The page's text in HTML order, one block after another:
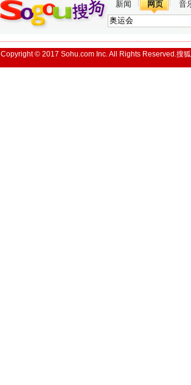
新闻 网页 音
Copyright © 2017 Sohu.com Inc. All Rights Reserved.搜